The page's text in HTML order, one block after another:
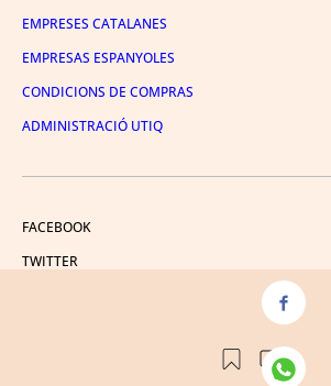
EMPRESES CATALANES
EMPRESAS ESPANYOLES
CONDICIONS DE COMPRAS
ADMINISTRACIÓ UTIQ
FACEBOOK
TWITTER